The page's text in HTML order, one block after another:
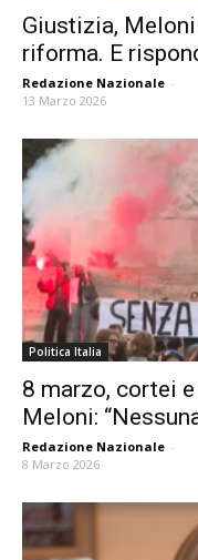
Giustizia,
riforma. E
Redazione Nazionale -
13 Marzo 2026
Politica Italia
8 marzo, cortei
Meloni:
Redazione Nazionale -
8 Marzo 2026